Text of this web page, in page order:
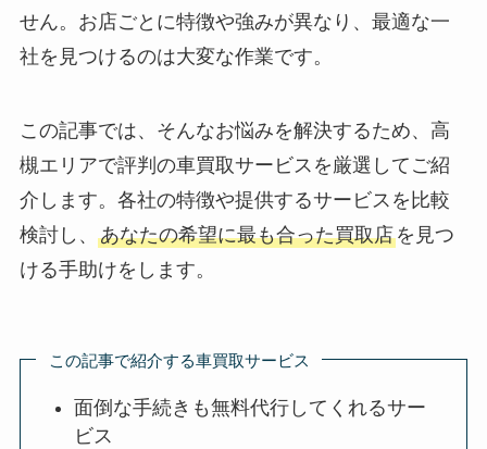
せん。お店ごとに特徴や強みが異なり、最適な一
社を見つけるのは大変な作業です。
この記事では、そんなお悩みを解決するため、高
槻エリアで評判の車買取サービスを厳選してご紹
介します。各社の特徴や提供するサービスを比較
検討し、 あなたの希望に最も合った買取店を見つ
ける手助けをします。
この記事で紹介する車買取サービス
面倒な手続きも無料代行してくれるサー
ビス